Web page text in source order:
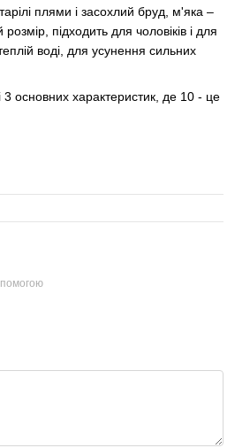
плями і засохлий бруд, м'яка –
підходить для чоловіків і для
воді, для усунення сильних
основних характеристик, де 10 - це